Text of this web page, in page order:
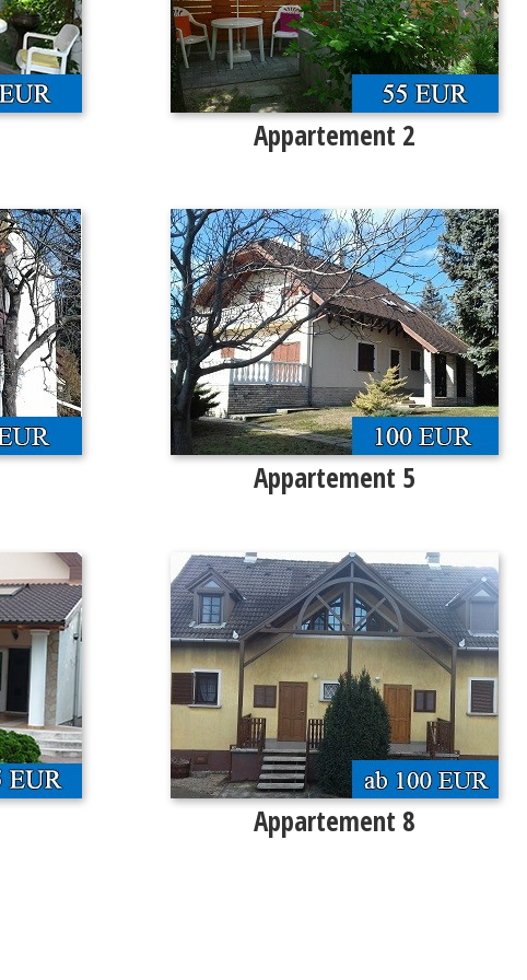
Appartement 2
Appartement 5
Appartement 8